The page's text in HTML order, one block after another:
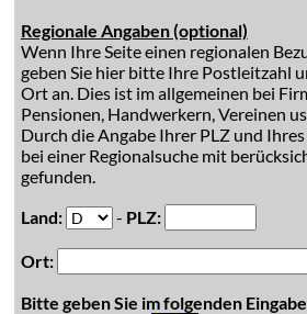
Regionale Angaben (optional)
Wenn Ihre Seite einen regionalen
geben Sie hier bitte Ihre Postleitzahl
Ort an. Dies ist im allgemeinen bei
Pensionen, Handwerkern, Vereinen
Durch die Angabe Ihrer PLZ und
bei einer Regionalsuche mit
gefunden.
Land:
- PLZ:
Ort:
Bitte geben Sie im folgenden